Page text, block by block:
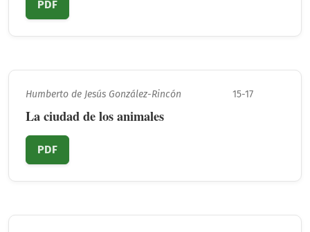
PDF
Humberto de Jesús González-Rincón 15-17
La ciudad de los animales
PDF